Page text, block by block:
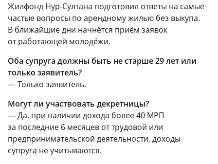
Жилфонд Нур-Султана подготовил ответы на самые
частые вопросы по арендному жилью без выкупа.
В ближайшие дни начнётся приём заявок
от работающей молодёжи.
Оба супруга должны быть не старше 29 лет или
только заявитель?
— Только заявитель.
Могут ли участвовать декретницы?
— Да, при наличии дохода более 40 МРП
за последние 6 месяцев от трудовой или
предпринимательской деятельности, доходы
супруга не учитываются.